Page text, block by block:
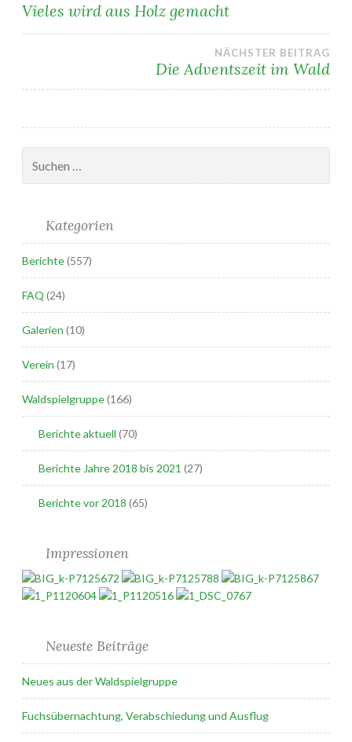
Vieles wird aus Holz gemacht
NÄCHSTER BEITRAG
Die Adventszeit im Wald
nach:
Kategorien
Berichte(557)
FAQ (24)
Galerien (10)
Verein (17)
Waldspielgruppe(166)
Berichte aktuell (70)
Berichte Jahre 2018 bis 2021 (27)
Berichte vor 2018 (65)
Impressionen
Neueste Beiträge
Neues aus der Waldspielgruppe
Fuchsübernachtung, Verabschiedung und Ausflug